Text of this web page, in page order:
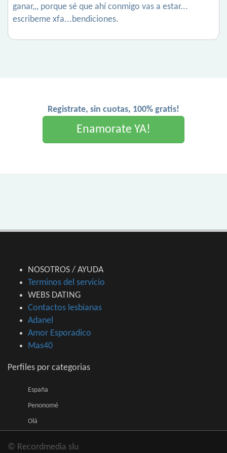
ganar,,, porque sé que ahí conmigo vas a estar...
escribeme xfa...bendiciones.
Registrate, sin cuotas, 100% gratis!
Enamorate YA!
NOSOTROS / AYUDA
Terminos del servicio
WEBS DATING
Contactos lesbianas
Adanel
Amor Esporadico
Mas40
Perfiles por categorias
España
Penonomé
Olá
© Recordmedia slu